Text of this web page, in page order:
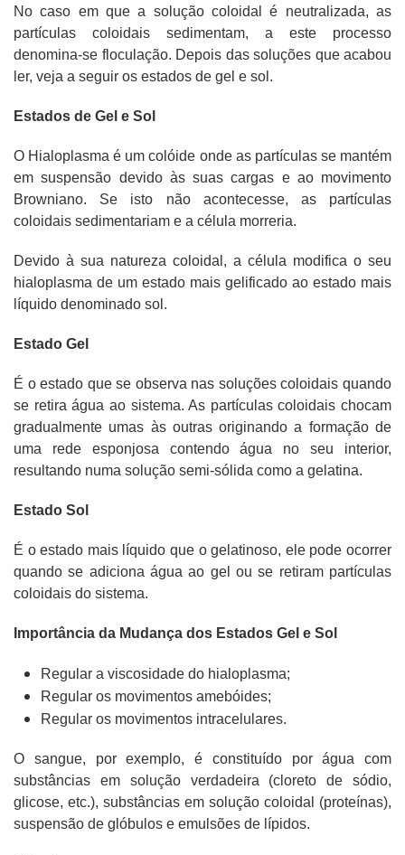
No caso em que a solução coloidal é neutralizada, as
partículas coloidais sedimentam, a este processo
denomina-se floculação. Depois das soluções que acabou
ler, veja a seguir os estados de gel e sol.
Estados de Gel e Sol
O Hialoplasma é um colóide onde as partículas se mantém
em suspensão devido às suas cargas e ao movimento
Browniano. Se isto não acontecesse, as partículas
coloidais sedimentariam e a célula morreria.
Devido à sua natureza coloidal, a célula modifica o seu
hialoplasma de um estado mais gelificado ao estado mais
líquido denominado sol.
Estado Gel
É o estado que se observa nas soluções coloidais quando
se retira água ao sistema. As partículas coloidais chocam
gradualmente umas às outras originando a formação de
uma rede esponjosa contendo água no seu interior,
resultando numa solução semi-sólida como a gelatina.
Estado Sol
É o estado mais líquido que o gelatinoso, ele pode ocorrer
quando se adiciona água ao gel ou se retiram partículas
coloidais do sistema.
Importância da Mudança dos Estados Gel e Sol
Regular a viscosidade do hialoplasma;
Regular os movimentos amebóides;
Regular os movimentos intracelulares.
O sangue, por exemplo, é constituído por água com
substâncias em solução verdadeira (cloreto de sódio,
glicose, etc.), substâncias em solução coloidal (proteínas),
suspensão de glóbulos e emulsões de lípidos.